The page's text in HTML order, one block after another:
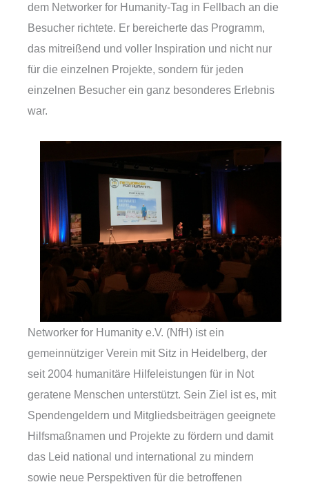
dem Networker for Humanity-Tag in Fellbach an die
Besucher richtete. Er bereicherte das Programm,
das mitreißend und voller Inspiration und nicht nur
für die einzelnen Projekte, sondern für jeden
einzelnen Besucher ein ganz besonderes Erlebnis
war.
Networker for Humanity e.V. (NfH) ist ein
gemeinnütziger Verein mit Sitz in Heidelberg, der
seit 2004 humanitäre Hilfeleistungen für in Not
geratene Menschen unterstützt. Sein Ziel ist es, mit
Spendengeldern und Mitgliedsbeiträgen geeignete
Hilfsmaßnamen und Projekte zu fördern und damit
das Leid national und international zu mindern
sowie neue Perspektiven für die betroffenen